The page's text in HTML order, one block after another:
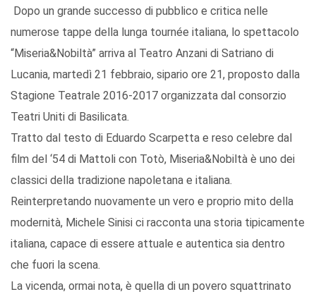
Dopo un grande successo di pubblico e critica nelle
numerose tappe della lunga tournée italiana, lo spettacolo
“Miseria&Nobiltà” arriva al Teatro Anzani di Satriano di
Lucania, martedì 21 febbraio, sipario ore 21, proposto dalla
Stagione Teatrale 2016-2017 organizzata dal consorzio
Teatri Uniti di Basilicata.
Tratto dal testo di Eduardo Scarpetta e reso celebre dal
film del ‘54 di Mattoli con Totò, Miseria&Nobiltà è uno dei
classici della tradizione napoletana e italiana.
Reinterpretando nuovamente un vero e proprio mito della
modernità, Michele Sinisi ci racconta una storia tipicamente
italiana, capace di essere attuale e autentica sia dentro
che fuori la scena.
La vicenda, ormai nota, è quella di un povero squattrinato